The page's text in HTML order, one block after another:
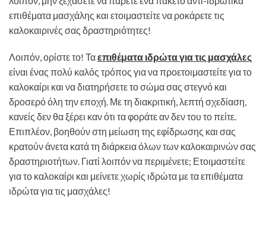
επιθέματα μασχάλης και ετοιμαστείτε να ροκάρετε τις
καλοκαιρινές σας δραστηριότητες!
Λοιπόν, ορίστε το! Ταεπιθέματα ιδρώτα για τις μασχάλες
είναι ένας πολύ καλός τρόπος για να προετοιμαστείτε για το
καλοκαίρι και να διατηρήσετε το σώμα σας στεγνό και
δροσερό όλη την εποχή. Με τη διακριτική, λεπτή σχεδίαση,
κανείς δεν θα ξέρει καν ότι τα φοράτε αν δεν του το πείτε.
Επιπλέον, βοηθούν στη μείωση της εφίδρωσης και σας
κρατούν άνετα κατά τη διάρκεια όλων των καλοκαιρινών σας
δραστηριοτήτων. Γιατί λοιπόν να περιμένετε; Ετοιμαστείτε
για το καλοκαίρι και μείνετε χωρίς ιδρώτα με τα επιθέματα
ιδρώτα για τις μασχάλες!